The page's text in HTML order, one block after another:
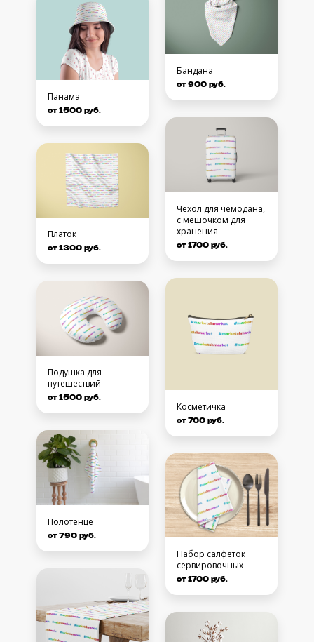
Панама
от 1500 руб.
Платок
от 1300 руб.
Подушка для
путешествий
от 1500 руб.
Полотенце
от 790 руб.
Бандана
от 900 руб.
Чехол для чемодана,
с мешочком для
хранения
от 1700 руб.
Косметичка
от 700 руб.
Набор салфеток
сервировочных
от 1700 руб.